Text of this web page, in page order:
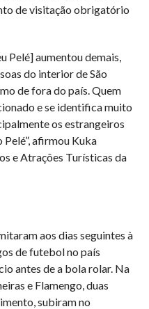
de visitação obrigatório
Pelé] aumentou demais,
do interior de São
de fora do país. Quem
e se identifica muito
os estrangeiros
afirmou Kuka
e Atrações Turísticas da
aos dias seguintes à
de futebol no país
antes de a bola rolar. Na
e Flamengo, duas
subiram no